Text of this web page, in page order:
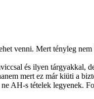
venni. Mert tényleg
és ilyen tárgyakkal,
mert ez már kiüti a
AH-s tételek